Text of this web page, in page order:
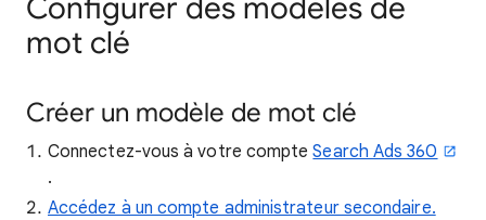
Configurer des modèles de
mot clé
Créer un modèle de mot clé
Connectez-vous à votre compteSearch Ads 360
.
Accédez à un compte administrateur secondaire.